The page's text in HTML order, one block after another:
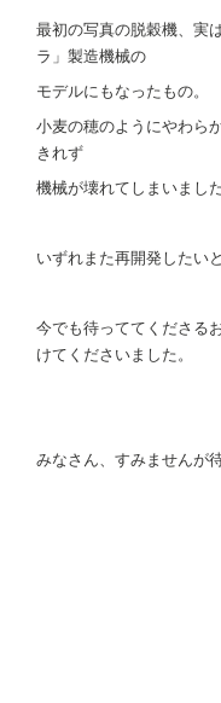
最初の写真の脱穀機、実
ラ」製造機械の
モデルにもなったもの。
小麦の穂のようにやわら
きれず
機械が壊れてしまいました
いずれまた再開発したい
今でも待っててくださる
けてくださいました。
みなさん、すみませんが